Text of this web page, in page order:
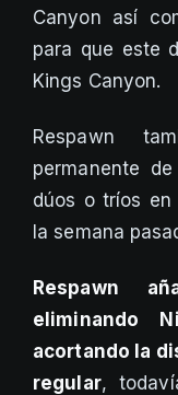
Canyon así
para que este
Kings Canyon.
Respawn
permanente
dúos o tríos en
la semana
Respawn
eliminando
acortando la
regular,